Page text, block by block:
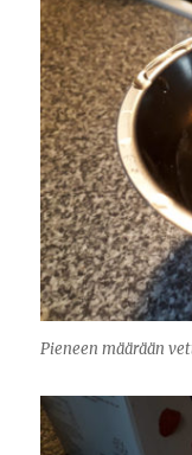
Pieneen määrään